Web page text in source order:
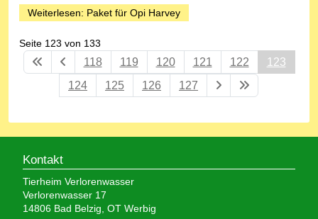
Weiterlesen: Paket für Opi Harvey
Seite 123 von 133
118 119 120 121 122
123
124
125 126 127
Kontakt
Tierheim Verlorenwasser
Verlorenwasser 17
14806 Bad Belzig, OT Werbig